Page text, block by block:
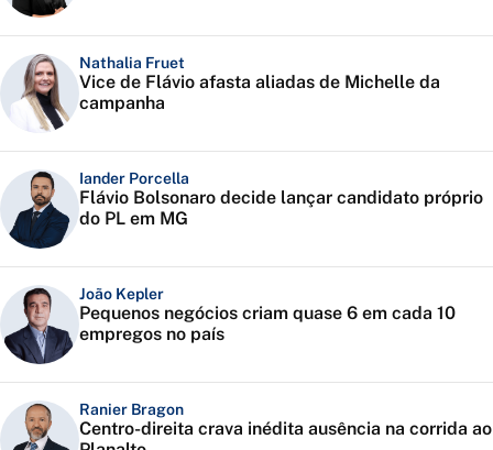
Nathalia Fruet
Vice de Flávio afasta aliadas de Michelle da
campanha
Iander Porcella
Flávio Bolsonaro decide lançar candidato próprio
do PL em MG
João Kepler
Pequenos negócios criam quase 6 em cada 10
empregos no país
Ranier Bragon
Centro-direita crava inédita ausência na corrida ao